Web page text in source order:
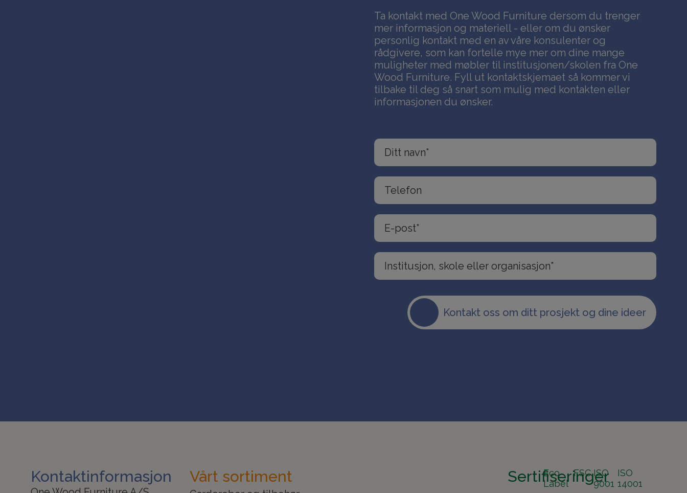
Ta kontakt med One Wood Furniture dersom du trenger
mer informasjon og materiell - eller om du ønsker
personlig kontakt med en av våre konsulenter og
rådgivere, som kan fortelle mye mer om dine mange
muligheter med møbler til institusjonen/skolen fra One
Wood Furniture. Fyll ut kontaktskjemaet så kommer vi
tilbake til deg så snart som mulig med kontakten eller
informasjonen du ønsker.
Kontakt oss om ditt prosjekt og dine ideer
Kontaktinformasjon Vårt sortiment Sertifiseringer
Eco
Label
FSC ISO
9001
ISO
14001